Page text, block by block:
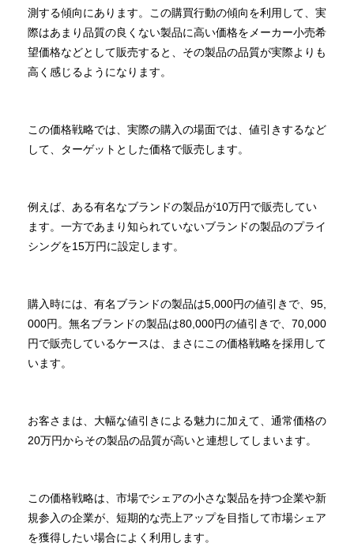
測する傾向にあります。この購買行動の傾向を利用して、実
際はあまり品質の良くない製品に高い価格をメーカー小売希
望価格などとして販売すると、その製品の品質が実際よりも
高く感じるようになります。
この価格戦略では、実際の購入の場面では、値引きするなど
して、ターゲットとした価格で販売します。
例えば、ある有名なブランドの製品が10万円で販売してい
ます。一方であまり知られていないブランドの製品のプライ
シングを15万円に設定します。
購入時には、有名ブランドの製品は5,000円の値引きで、95,
000円。無名ブランドの製品は80,000円の値引きで、70,000
円で販売しているケースは、まさにこの価格戦略を採用して
います。
お客さまは、大幅な値引きによる魅力に加えて、通常価格の
20万円からその製品の品質が高いと連想してしまいます。
この価格戦略は、市場でシェアの小さな製品を持つ企業や新
規参入の企業が、短期的な売上アップを目指して市場シェア
を獲得したい場合によく利用します。